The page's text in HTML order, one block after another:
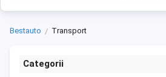
Bestauto Transport
Categorii